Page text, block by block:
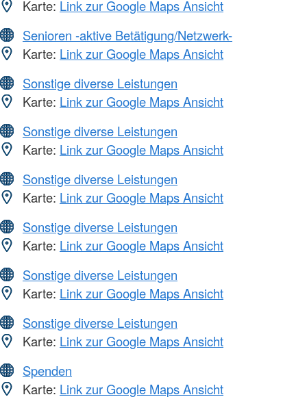
Karte: Link zur Google Maps Ansicht
Senioren -aktive Betätigung/Netzwerk-
Karte: Link zur Google Maps Ansicht
Sonstige diverse Leistungen
Karte: Link zur Google Maps Ansicht
Sonstige diverse Leistungen
Karte: Link zur Google Maps Ansicht
Sonstige diverse Leistungen
Karte: Link zur Google Maps Ansicht
Sonstige diverse Leistungen
Karte: Link zur Google Maps Ansicht
Sonstige diverse Leistungen
Karte: Link zur Google Maps Ansicht
Sonstige diverse Leistungen
Karte: Link zur Google Maps Ansicht
Spenden
Karte: Link zur Google Maps Ansicht